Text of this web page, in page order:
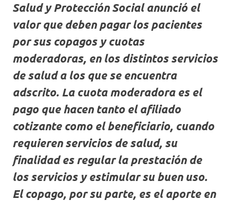
Salud y Protección Social anunció el
valor que deben pagar los pacientes
por sus copagos y cuotas
moderadoras, en los distintos servicios
de salud a los que se encuentra
adscrito. La cuota moderadora es el
pago que hacen tanto el afiliado
cotizante como el beneficiario, cuando
requieren servicios de salud, su
finalidad es regular la prestación de
los servicios y estimular su buen uso.
El copago, por su parte, es el aporte en